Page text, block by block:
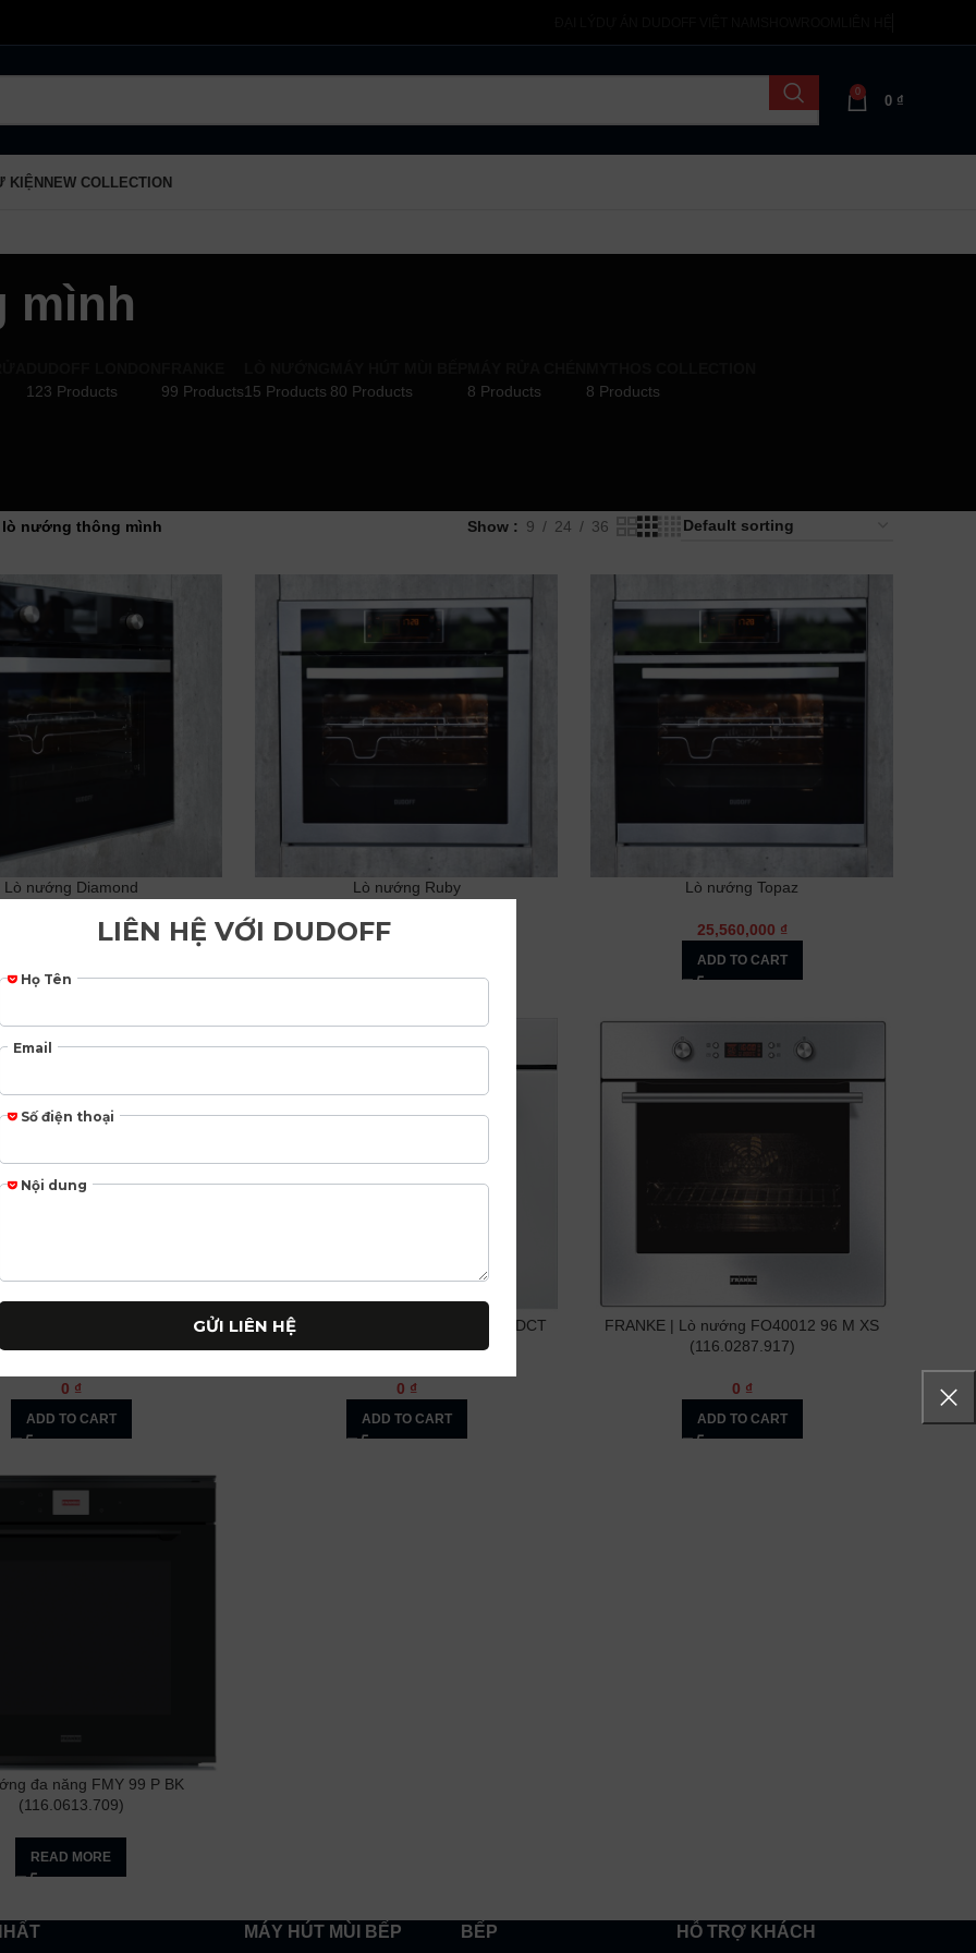
0
0 ₫
KIỆNNEW COLLECTION
mình
123 Products
99 Products15 Products 80 Products
8 Products
8 Products
lò nướng thông mình Show 9 24 36
Lò nướng Diamond Lò nướng Ruby
25,560,000
Lò nướng Topaz
25,560,000 ₫
ADD TO CART
Lò nướng FS 913 P BK DCT
TFT (116.0373.684)
0 ₫
ADD TO CART
FRANKE | Lò nướng CR 982 M WH DCT
0 ₫
ADD TO CART
FRANKE | Lò nướng FO40012 96 M XS
(116.0287.917)
0 ₫
ADD TO CART
đa năng FMY 99 P BK
(116.0613.709)
READ MORE
MÁY HÚT MÙI BẾP BẾP HỖ TRỢ KHÁCH